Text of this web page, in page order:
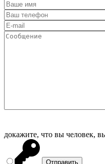
докажите, что вы человек,